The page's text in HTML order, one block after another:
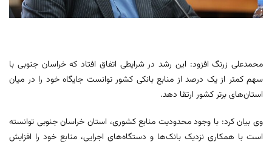
محمدعلی زرنگ افزود: این رشد در شرایطی اتفاق افتاد که خراسان جنوبی با
سهم کمتر از یک درصد از منابع بانکی کشور توانست جایگاه خود را در میان
استان‌های برتر کشور ارتقا دهد.
وی بیان کرد: با وجود محدودیت منابع کشوری، استان خراسان جنوبی توانسته
است با همکاری نزدیک بانک‌ها و دستگاه‌های اجرایی، منابع خود را افزایش